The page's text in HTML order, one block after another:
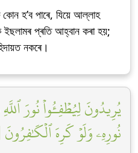
হ’ব পাৰে, যিয়ে আল্লাহ
ইছলামৰ প্ৰতি আহ্বান কৰা হয়;
নকৰে।
يُرِيدُونَ لِيُطۡفِـُٔواْ نُورَ
نُورِهِۦ وَلَوۡ كَرِهَ ٱلۡكَٰفِرُونَ